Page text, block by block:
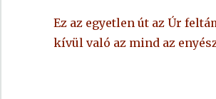
Ez az egyetlen út az Úr
kívül való az mind az